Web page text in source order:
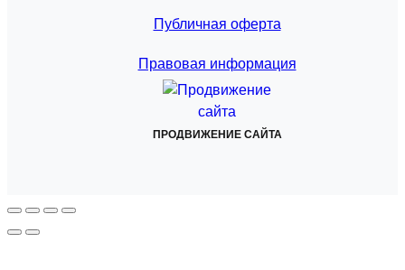
Публичная оферта
Правовая информация
ПРОДВИЖЕНИЕ САЙТА